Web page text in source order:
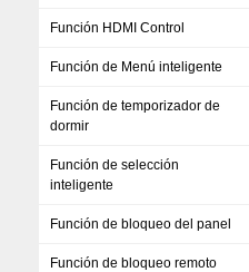
Función HDMI Control
Función de Menú inteligente
Función de temporizador de
dormir
Función de selección
inteligente
Función de bloqueo del panel
Función de bloqueo remoto